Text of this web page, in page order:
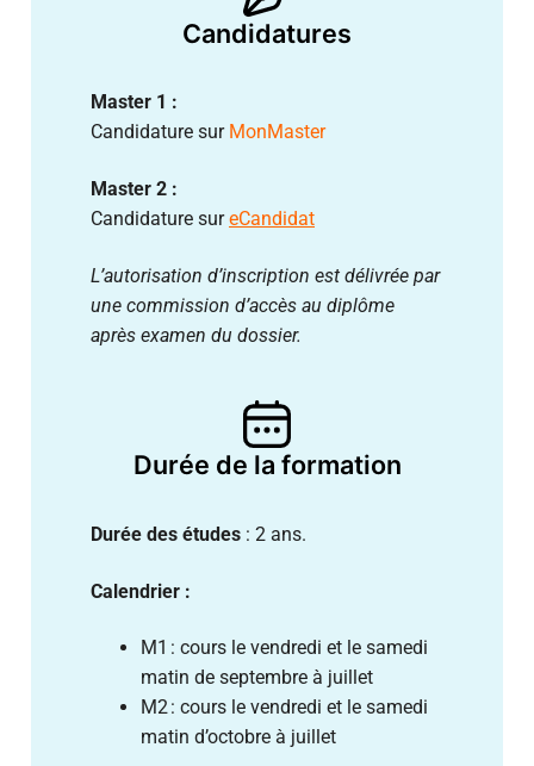
Candidatures
Master 1 :
Candidature sur MonMaster
Master 2 :
Candidature sureCandidat
L’autorisation d’inscription est délivrée par
une commission d’accès au diplôme
après examen du dossier.
Durée de la formation
Durée des études : 2 ans.
Calendrier :
M1 : cours le vendredi et le samedi
matin de septembre à juillet
M2 : cours le vendredi et le samedi
matin d’octobre à juillet